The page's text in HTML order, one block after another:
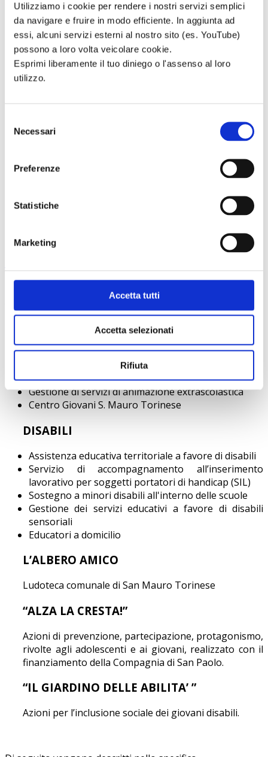
Utilizziamo i cookie per rendere i nostri servizi semplici
da navigare e fruire in modo efficiente. In aggiunta ad
essi, alcuni servizi esterni al nostro sito (es. YouTube)
possono a loro volta veicolare cookie.
Esprimi liberamente il tuo diniego o l'assenso al loro
utilizzo.
delNecessari
Preferenze
Statistiche
Marketing
Accetta tutti
Accetta selezionati
Rifiuta
Ed. territoriale
disabili
Inserimenti
lavorativi disabili
Sostegno a minori
domicilio
Info
Privacy policy
I servizi realizzati sono rivolti a utenze diverse e sono
articolati in diversi settori:
MINORI e GIOVANI
Affiancamento educativo per minori in situazione di
Servizio di incontro in luogo neutro
Gestione di servizi di animazione extrascolastica
Centro Giovani S. Mauro Torinese
DISABILI
Assistenza educativa territoriale a favore di disabili
Servizio di accompagnamento all’inserimento
lavorativo per soggetti portatori di handicap (SIL)
Sostegno a minori disabili all'interno delle scuole
Gestione dei servizi educativi a favore di disabili
sensoriali
Educatori a domicilio
L’ALBERO AMICO
Ludoteca comunale di San Mauro Torinese
“ALZA LA CRESTA!”
Azioni di prevenzione, partecipazione, protagonismo,
rivolte agli adolescenti e ai giovani, realizzato con il
finanziamento della Compagnia di San Paolo.
“IL GIARDINO DELLE ABILITA’ ”
Azioni per l’inclusione sociale dei giovani disabili.